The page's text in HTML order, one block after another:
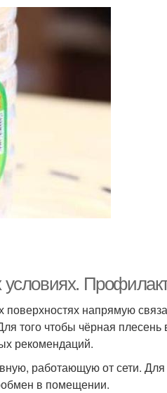
условиях.
поверхностях напрямую
того чтобы чёрная плесень
рекомендаций.
работающую от сети.
в помещении.